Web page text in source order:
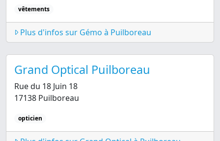
vêtements
Plus d'infos sur Gémo à Puilboreau
Grand Optical Puilboreau
Rue du 18 Juin 18
17138 Puilboreau
opticien